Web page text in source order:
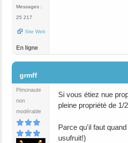
Messages :
25 217
Site Web
En ligne
grmff
Pimonaute
non
modérable
Si vous étiez nue
pleine propriété de 1/
Parce qu'il faut
usufruit!)